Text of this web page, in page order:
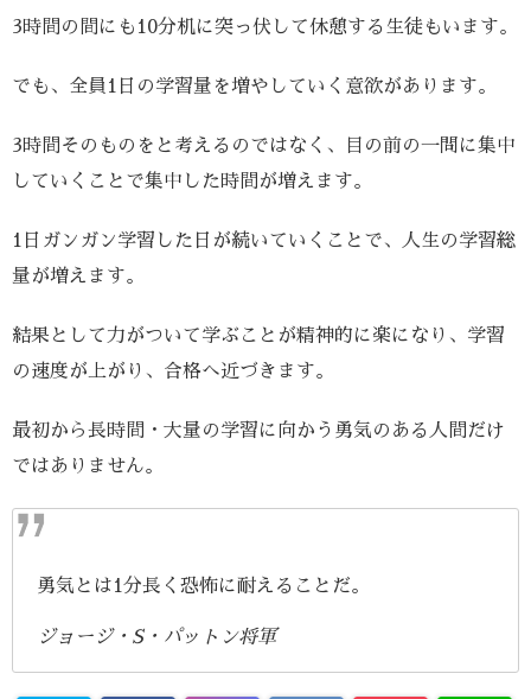
3時間の間にも10分机に突っ伏して休憩する生徒もいます。
でも、全員1日の学習量を増やしていく意欲があります。
3時間そのものをと考えるのではなく、目の前の一問に集中
していくことで集中した時間が増えます。
1日ガンガン学習した日が続いていくことで、人生の学習総
量が増えます。
結果として力がついて学ぶことが精神的に楽になり、学習
の速度が上がり、合格へ近づきます。
最初から長時間・大量の学習に向かう勇気のある人間だけ
ではありません。
勇気とは1分長く恐怖に耐えることだ。
ジョージ・S・パットン将軍